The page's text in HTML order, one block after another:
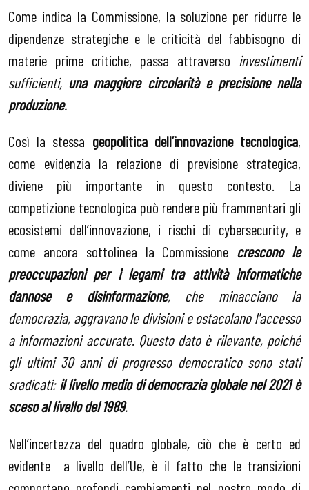
Come indica la Commissione, la soluzione per ridurre le
dipendenze strategiche e le criticità del fabbisogno di
materie prime critiche, passa attraverso investimenti
sufficienti, una maggiore circolarità e precisione nella
produzione.
Così la stessa geopolitica dell’innovazione tecnologica,
come evidenzia la relazione di previsione strategica,
diviene più importante in questo contesto. La
competizione tecnologica può rendere più frammentari gli
ecosistemi dell’innovazione, i rischi di cybersecurity, e
come ancora sottolinea la Commissione crescono le
preoccupazioni per i legami tra attività informatiche
dannose e disinformazione, che minacciano la
democrazia, aggravano le divisioni e ostacolano l'accesso
a informazioni accurate. Questo dato è rilevante, poiché
gli ultimi 30 anni di progresso democratico sono stati
sradicati:il livello medio di democrazia globale nel 2021 è
sceso al livello del 1989.
Nell’incertezza del quadro globale, ciò che è certo ed
evidente a livello dell’Ue, è il fatto che le transizioni